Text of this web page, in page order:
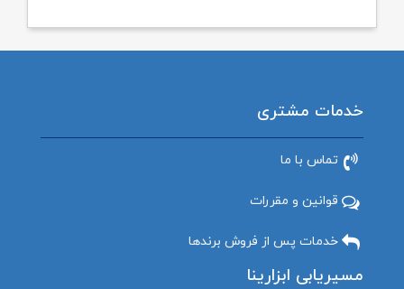
خدمات مشتری
تماس با ما
قوانین و مقررات
خدمات پس از فروش برندها
مسیریابی ابزارینا